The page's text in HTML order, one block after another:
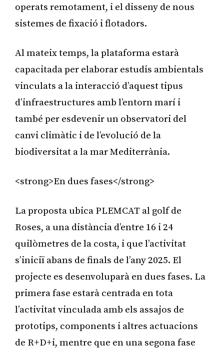
operats remotament, i el disseny de nous
sistemes de fixació i flotadors.
Al mateix temps, la plataforma estarà
capacitada per elaborar estudis ambientals
vinculats a la interacció d’aquest tipus
d’infraestructures amb l’entorn marí i
també per esdevenir un observatori del
canvi climàtic i de l’evolució de la
biodiversitat a la mar Mediterrània.
<strong>En dues fases</strong>
La proposta ubica PLEMCAT al golf de
Roses, a una distància d’entre 16 i 24
quilòmetres de la costa, i que l’activitat
s’iniciï abans de finals de l’any 2025. El
projecte es desenvoluparà en dues fases. La
primera fase estarà centrada en tota
l’activitat vinculada amb els assajos de
prototips, components i altres actuacions
de R+D+i, mentre que en una segona fase